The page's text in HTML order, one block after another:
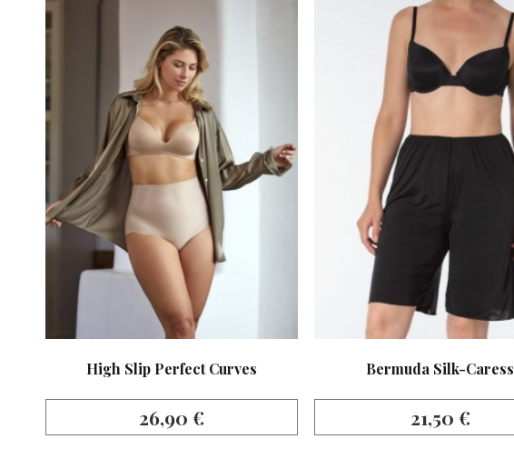
High Slip Perfect Curves
26,90 €
Bermuda Silk-Caress
21,50 €